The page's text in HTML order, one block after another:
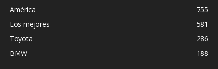
América
755
Los mejores
581
Toyota
286
BMW
188